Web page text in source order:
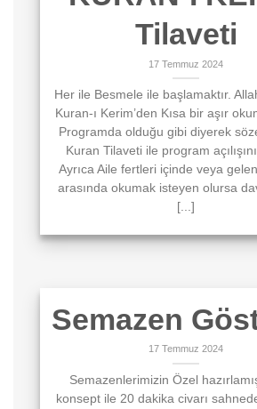
Tilaveti
17 Temmuz 2024
Her ile Besmele ile başlamaktır.
Kuran-ı Kerim’den Kısa bir aşır
Programda olduğu gibi diyerek
Kuran Tilaveti ile program
Ayrıca Aile fertleri içinde veya
arasında okumak isteyen olursa
[...]
Semazen
17 Temmuz 2024
Semazenlerimizin Özel
konsept ile 20 dakika civarı